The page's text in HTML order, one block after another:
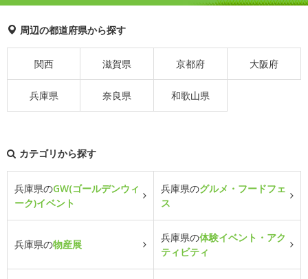
周辺の都道府県から探す
関西 滋賀県 京都府 大阪府
兵庫県 奈良県 和歌山県
カテゴリから探す
兵庫県のGW(ゴールデンウィ
ーク)イベント
兵庫県のグルメ・フードフェ
ス
兵庫県の物産展
兵庫県の体験イベント・アク
ティビティ